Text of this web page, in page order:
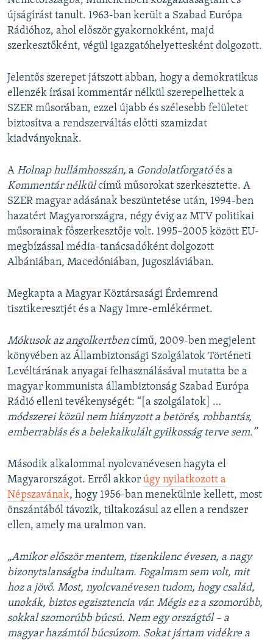
újságírást tanult. 1963-ban került a Szabad Európa
Rádióhoz, ahol először gyakornokként, majd
szerkesztőként, végül igazgatóhelyettesként dolgozott.
Jelentős szerepet játszott abban, hogy a demokratikus
ellenzék írásai kommentár nélkül szerepelhettek a
SZER műsorában, ezzel újabb és szélesebb felületet
biztosítva a rendszerváltás előtti szamizdat
kiadványoknak.
A Holnap hullámhosszán, a Gondolatforgatóés a
Kommentár nélkülcímű műsorokat szerkesztette. A
SZER magyar adásának beszüntetése után, 1994-ben
hazatért Magyarországra, négy évig az MTV politikai
műsorainak főszerkesztője volt. 1995–2005 között EU-
megbízással média-tanácsadóként dolgozott
Albániában, Macedóniában, Jugoszláviában.
Megkapta a Magyar Köztársasági Érdemrend
tisztikeresztjét és a Nagy Imre-emlékérmet.
Mókusok az angolkertbencímű, 2009-ben megjelent
könyvében az Állambiztonsági Szolgálatok Történeti
Levéltárának anyagai felhasználásával mutatta be a
magyar kommunista állambiztonság Szabad Európa
Rádió elleni tevékenységét: “[a szolgálatok] …
módszerei közül nem hiányzott a betörés, robbantás,
emberrablás és a belekalkulált gyilkosság terve sem.”
Második alkalommal nyolcvanévesen hagyta el
Magyarországot. Erről akkor úgy nyilatkozott a
Népszavának, hogy 1956-ban menekülnie kellett, most
önszántából távozik, tiltakozásul az ellen a rendszer
ellen, amely ma uralmon van.
„Amikor először mentem, tizenkilenc évesen, a nagy
bizonytalanságba indultam. Fogalmam sem volt, mit
hoz a jövő. Most, nyolcvanévesen tudom, hogy család,
unokák, biztos egzisztencia vár. Mégis ez a szomorúbb,
sokkal szomorúbb búcsú. Nem egy országtól – a
magyar hazámtól búcsúzom. Sokat jártam vidékre a